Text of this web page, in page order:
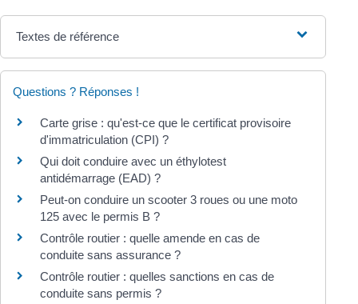
Textes de référence
Questions ? Réponses !
Carte grise : qu'est-ce que le certificat provisoire
d'immatriculation (CPI) ?
Qui doit conduire avec un éthylotest
antidémarrage (EAD) ?
Peut-on conduire un scooter 3 roues ou une moto
125 avec le permis B ?
Contrôle routier : quelle amende en cas de
conduite sans assurance ?
Contrôle routier : quelles sanctions en cas de
conduite sans permis ?